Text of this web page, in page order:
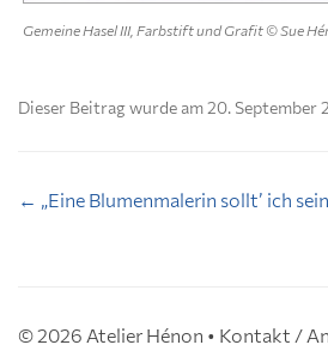
Gemeine Hasel III, Farbstift und Grafit © Sue
Dieser Beitrag wurde am20. September
Beitragsnavigation
← „Eine Blumenmalerin sollt’ ich
© 2026 Atelier Hénon • Kontakt /